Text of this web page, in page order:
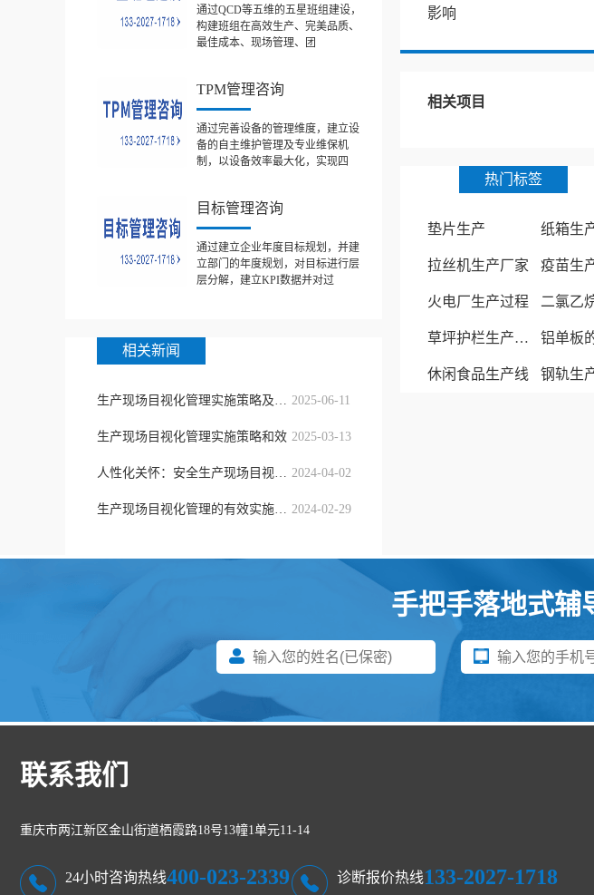
通过QCD等五维的五星班组建设，
构建班组在高效生产、完美品质、
最佳成本、现场管理、团
TPM管理咨询
通过完善设备的管理维度，建立设
备的自主维护管理及专业维保机
制，以设备效率最大化，实现四
目标管理咨询
通过建立企业年度目标规划，并建
立部门的年度规划，对目标进行层
层分解，建立KPI数据并对过
相关新闻
生产现场目视化管理实施策略及效果 2025-06-11
生产现场目视化管理实施策略和效 2025-03-13
人性化关怀：安全生产现场目视化管理 2024-04-02
生产现场目视化管理的有效实施方法 2024-02-29
影响
相关项目
热门标签
垫片生产 纸箱生
拉丝机生产厂家 疫苗生
火电厂生产过程
草坪护栏生产厂家
休闲食品生产线 钢轨生
手把手落地式辅
联系我们
重庆市两江新区金山街道栖霞路18号13幢1单元11-14
24小时咨询热线400-023-2339 诊断报价热线133-2027-1718